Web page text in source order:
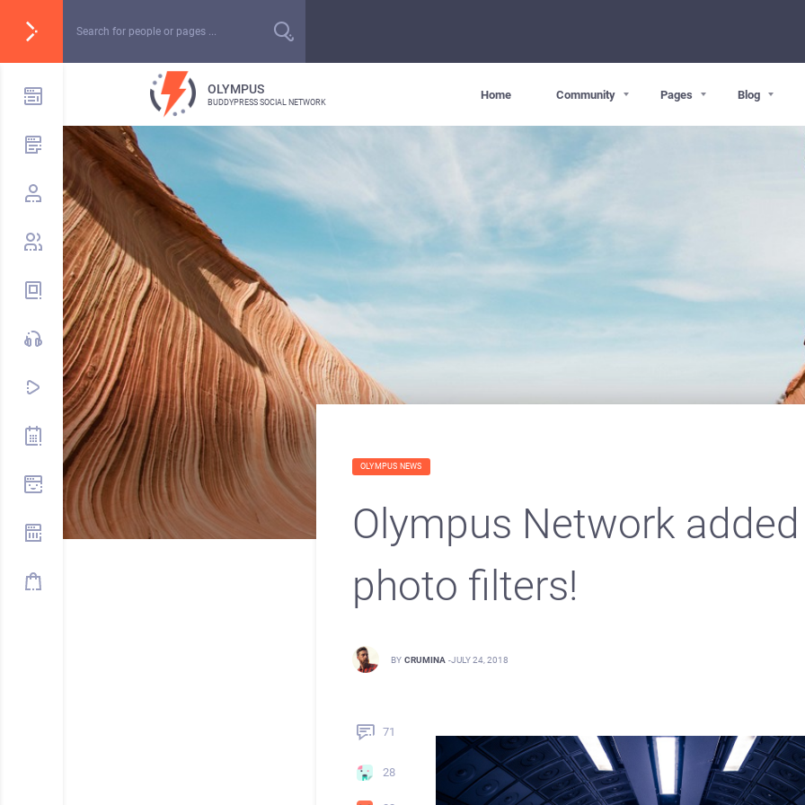
OLYMPUS
BUDDYPRESS SOCIAL NETWORK
Home Community Pages Blog
OLYMPUS NEWS
Olympus Network
photo filters!
BY CRUMINA -JULY 24, 2018
71
28